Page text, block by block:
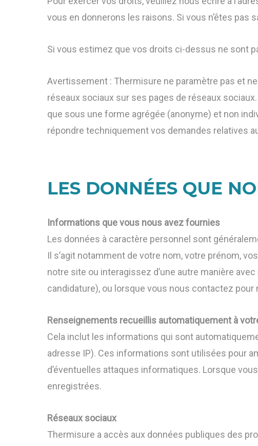
vous en donnerons les raisons. Si vous n’êtes
Si vous estimez que vos droits ci-dessus ne sont
Avertissement : Thermisure ne paramètre pas et
réseaux sociaux sur ses pages de réseaux
que sous une forme agrégée (anonyme) et non
répondre techniquement vos demandes relatives
LES DONNÉES QUE
Informations que vous nous avez fournies
Les données à caractère personnel sont
Il s’agit notamment de votre nom, votre prénom,
notre site ou interagissez d’une autre manière
candidature), ou lorsque vous nous contactez
Renseignements recueillis automatiquement à
Cela inclut les informations qui sont
adresse IP). Ces informations sont utilisées pour
d’éventuelles attaques informatiques. Lorsque
enregistrées.
Réseaux sociaux
Thermisure a accès aux données publiques des